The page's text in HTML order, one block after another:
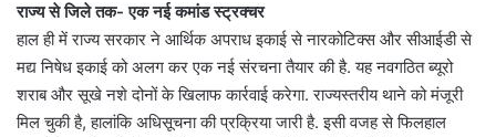
राज्य से जिले तक- एक नई कमांड स्ट्रक्चर
हाल ही में राज्य सरकार ने आर्थिक अपराध इकाई से नारकोटिक्स और सीआईडी से
मद्य निषेध इकाई को अलग कर एक नई संरचना तैयार की है. यह नवगठित ब्यूरो
शराब और सूखे नशे दोनों के खिलाफ कार्रवाई करेगा. राज्यस्तरीय थाने को मंजूरी
मिल चुकी है, हालांकि अधिसूचना की प्रक्रिया जारी है. इसी वजह से फिलहाल